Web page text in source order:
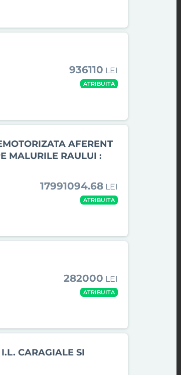
936110 LEI
ATRIBUITA
AFERENT
MALURILE RAULUI :
17991094.68LEI
ATRIBUITA
282000 LEI
ATRIBUITA
CARAGIALE SI